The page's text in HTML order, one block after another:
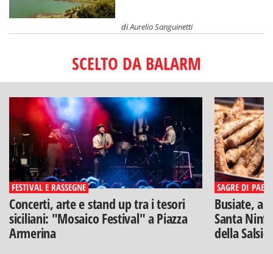
diAurelio Sanguinetti
SCELTO DA BALARM
FESTIVAL E RASSEGNE
Concerti, arte e stand up tra i tesori
siciliani: "Mosaico Festival" a Piazza
Armerina
SAGRE DI PAESE
Busiate,
Santa
della